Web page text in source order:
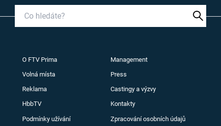
O FTV Prima Management
Volná místa Press
Reklama Castingy a výzvy
HbbTV Kontakty
Podmínky užívání Zpracování osobních údajů